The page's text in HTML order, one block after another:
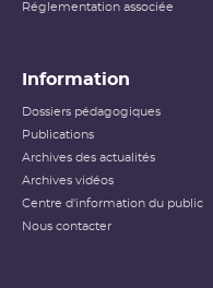
Réglementation associée
Information
Dossiers pédagogiques
Publications
Archives des actualités
Archives vidéos
Centre d'information du public
Nous contacter